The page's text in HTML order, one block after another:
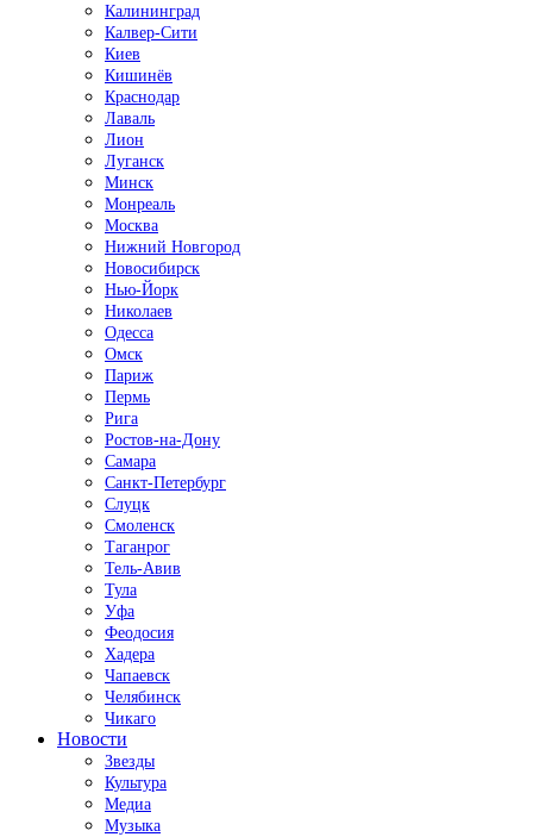
Калининград
Калвер-Сити
Киев
Кишинёв
Краснодар
Лаваль
Лион
Луганск
Минск
Монреаль
Москва
Нижний Новгород
Новосибирск
Нью-Йорк
Николаев
Одесса
Омск
Париж
Пермь
Рига
Ростов-на-Дону
Самара
Санкт-Петербург
Слуцк
Смоленск
Таганрог
Тель-Авив
Тула
Уфа
Феодосия
Хадера
Чапаевск
Челябинск
Чикаго
Новости
Звезды
Культура
Медиа
Музыка